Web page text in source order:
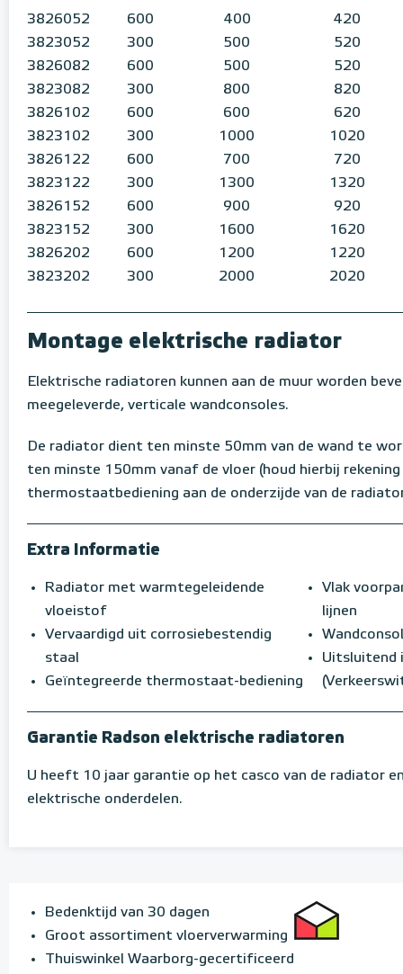
3826052 600 400
420
3823052
300 500
520
3826082
600 500
520
3823082
300 800
820
3826102
600 600
620
3823102
300 1000
1020
3826122
600 700
720
3823122
300 1300
1320
3826152
600 900
920
3823152
300 1600
1620
3826202
600 1200
1220
3823202
300 2000 2020
Montage elektrische radiator
Elektrische radiatoren kunnen aan de muur worden
meegeleverde, verticale wandconsoles.
De radiator dient ten minste 50mm van de wand te
ten minste 150mm vanaf de vloer (houd hierbij
thermostaatbediening aan de onderzijde van de
Extra Informatie
Radiator met warmtegeleidende
vloeistof
Vervaardigd uit corrosiebestendig
staal
Geïntegreerde thermostaat-bediening
Vlak
lijnen
Uitsluitend
Garantie Radson elektrische radiatoren
U heeft 10 jaar garantie op het casco van de radiator
elektrische onderdelen.
Bedenktijd van 30 dagen
Groot assortiment vloerverwarming
Thuiswinkel Waarborg-gecertificeerd